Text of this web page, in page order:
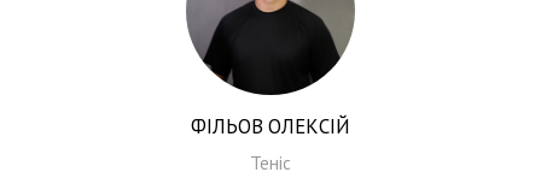
ФІЛЬОВ ОЛЕКСІЙ
Теніс